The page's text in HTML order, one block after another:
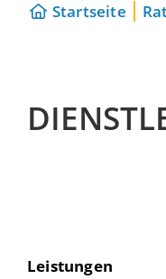
Startseite
Leistungen